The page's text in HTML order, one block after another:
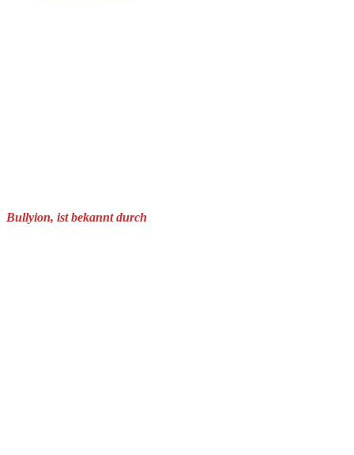
Bullyion, ist bekannt durch